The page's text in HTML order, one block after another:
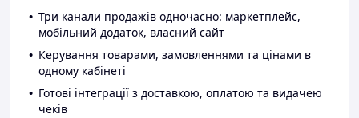
Три канали продажів одночасно: маркетплейс,
мобільний додаток, власний сайт
Керування товарами, замовленнями та цінами в
одному кабінеті
Готові інтеграції з доставкою, оплатою та видачею
чеків